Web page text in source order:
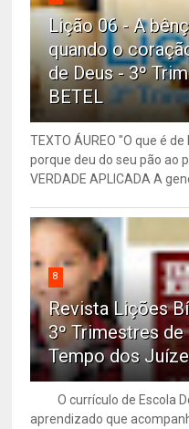
Lição 06 - A
quando o
de Deus - 3º
BETEL
TEXTO ÁUREO "O que é
porque deu do seu pão ao
VERDADE APLICADA A
8
Revista Lições
3º Trimestres de
Tempo dos
O currículo de Escola
aprendizado que